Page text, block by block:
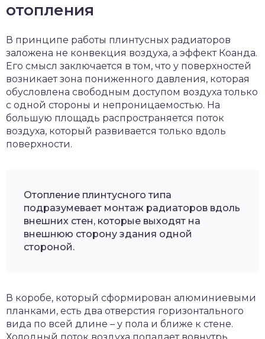
отопления
В принципе работы плинтусных радиаторов
заложена не конвекция воздуха, а эффект Коанда.
Его смысл заключается в том, что у поверхностей
возникает зона пониженного давления, которая
обусловлена свободным доступом воздуха только
с одной стороны и непроницаемостью. На
большую площадь распространяется поток
воздуха, который развивается только вдоль
поверхности.
Отопление плинтусного типа
подразумевает монтаж радиаторов вдоль
внешних стен, которые выходят на
внешнюю сторону здания одной
стороной.
В коробе, который сформирован алюминиевыми
планками, есть два отверстия горизонтального
вида по всей длине – у пола и ближе к стене.